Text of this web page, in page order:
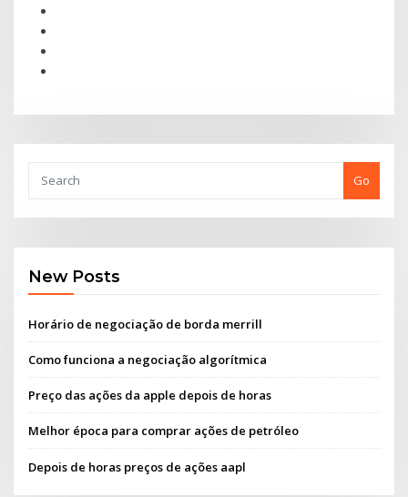
Go
New Posts
Horário de negociação de borda merrill
Como funciona a negociação algorítmica
Preço das ações da apple depois de horas
Melhor época para comprar ações de petróleo
Depois de horas preços de ações aapl